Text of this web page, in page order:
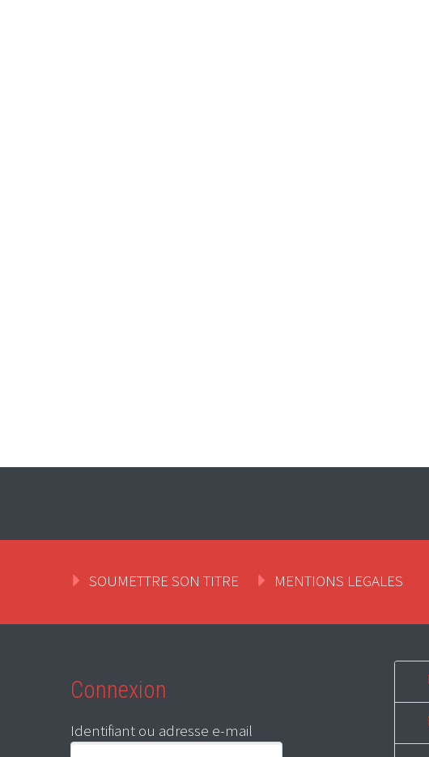
SOUMETTRE SON TITRE MENTIONS LEGALES
Connexion
Identifiant ou adresse e-mail